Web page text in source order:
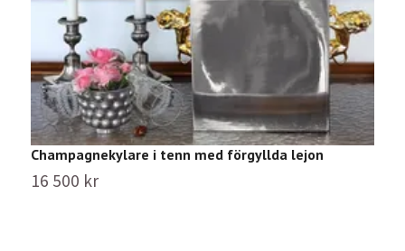
Champagnekylare i tenn med förgyllda lejon
16 500 kr